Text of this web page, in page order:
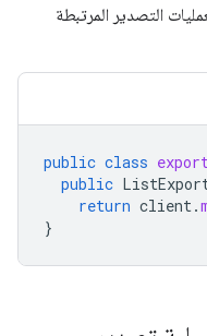
التصدير المرتبطة
public class
public
return client.
}